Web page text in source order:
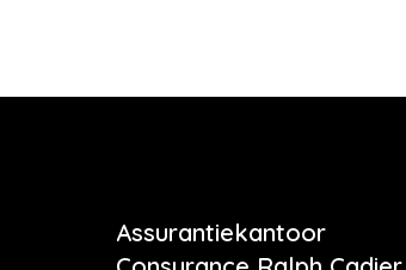
Assurantiekantoor